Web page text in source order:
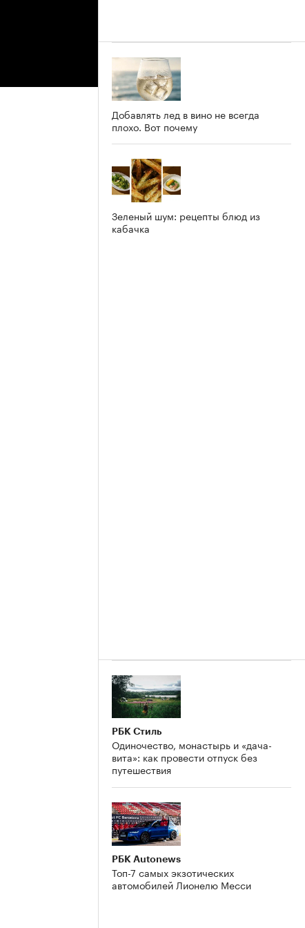
Добавлять лед в вино не всегда
плохо. Вот почему
Зеленый шум: рецепты блюд из
кабачка
РБК Стиль
Одиночество, монастырь и «дача-
вита»: как провести отпуск без
путешествия
РБК Autonews
Топ-7 самых экзотических
автомобилей Лионелю Месси